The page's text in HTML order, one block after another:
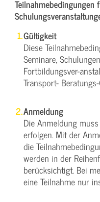
Teilnahmebedingungen
Gültigkeit
Diese
Seminare,
Fortbildungsver-
Transport-
Anmeldung
Die Anmeldung
erfolgen. Mit der
die
werden in der
berücksichtigt. Bei
eine Teilnahme nur